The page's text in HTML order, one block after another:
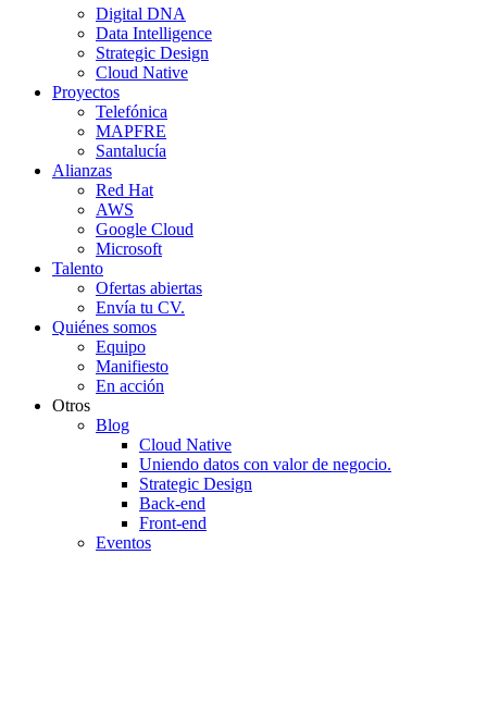
Digital DNA
Data Intelligence
Strategic Design
Cloud Native
Proyectos
Telefónica
MAPFRE
Santalucía
Alianzas
Red Hat
AWS
Google Cloud
Microsoft
Talento
Ofertas abiertas
Envía tu CV.
Quiénes somos
Equipo
Manifiesto
En acción
Otros
Blog
Cloud Native
Uniendo datos con valor de negocio.
Strategic Design
Back-end
Front-end
Eventos